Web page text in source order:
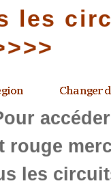
les
rouge
les